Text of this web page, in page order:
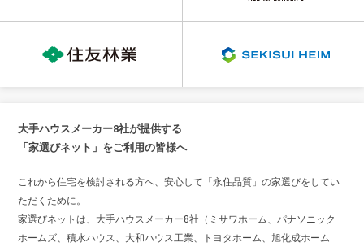
大手ハウスメーカー8社が提供する
「家選びネット」をご利用の皆様へ
これから住宅を検討される方へ、安心して「永住品質」の家選びをしてい
ただくために。
家選びネットは、大手ハウスメーカー8社（ミサワホーム、パナソニック
ホームズ、積水ハウス、大和ハウス工業、トヨタホーム、旭化成ホーム